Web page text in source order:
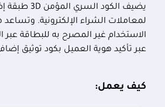
يضيف الكود السري المؤمن 3D طبقة
لمعاملات الشراء الإلكترونية.
الاستخدام غير المصرح به للبطاقة عبر
عبر تأكيد هوية العميل بكود توثيق
كيف يعمل: